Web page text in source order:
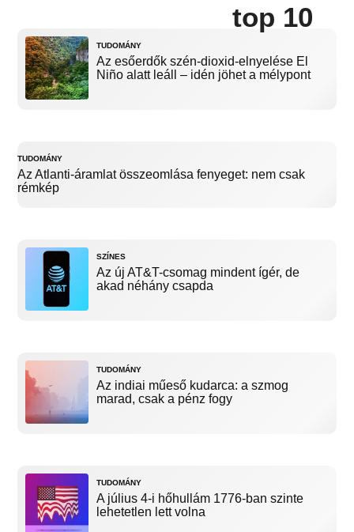
top 10
TUDOMÁNY
Az esőerdők szén-dioxid-elnyelése El
Niño alatt leáll – idén jöhet a mélypont
TUDOMÁNY
Az Atlanti-áramlat összeomlása fenyeget: nem csak
rémkép
SZÍNES
Az új AT&T-csomag mindent ígér, de
akad néhány csapda
TUDOMÁNY
Az indiai műeső kudarca: a szmog
marad, csak a pénz fogy
TUDOMÁNY
A július 4-i hőhullám 1776-ban szinte
lehetetlen lett volna